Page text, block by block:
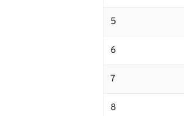
5
6
7
8